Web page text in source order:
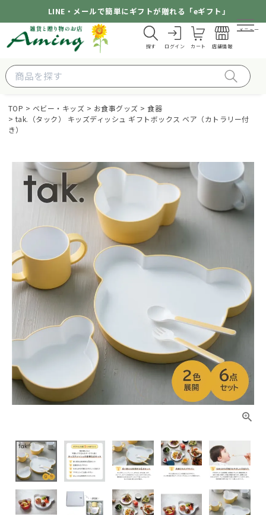
LINE・メールで簡単にギフトが贈れる「eギフト」
探す ログイン カート 店舗情報
メニュー
TOP ベビー・キッズ お食事グッズ
食器
tak.（タック） キッズディッシュ ギフトボックス ベア（カトラリー付
き）